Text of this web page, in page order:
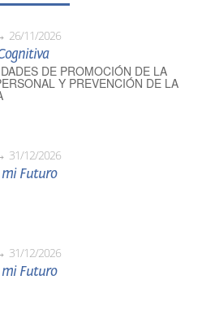
26/11/2026
DE PROMOCIÓN DE LA
Y PREVENCIÓN DE LA
31/12/2026
mi Futuro
31/12/2026
mi Futuro